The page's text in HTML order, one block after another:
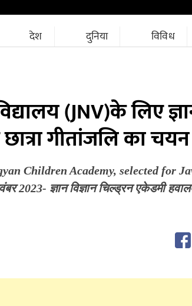
देश दुनिया विविध
(JNV)के लिए
गीतांजलि का चयन
Children Academy, selected for
ज्ञान विज्ञान चिल्ड्रन एकेडमी